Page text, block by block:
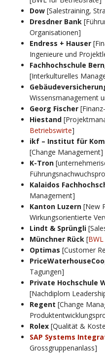
Dow [Salestraining,
Dresdner Bank
Organisationen]
Endress + Hauser
Ingenieure und
Fachhochschule
[Interkulturelles
Wissensmanagement
Georg Fischer
Hiestand
Betriebswirte]
ikf – Institut für
[Change Management]
K-Tron
Kalaidos
Management]
Kanton Luzern [New
Wirkungsorientierte
Lindt & Sprüngli
Münchner Rück [
Optimas [Customer
Tagungen]
Private Hochschule
[Nachdiplom
Regent [Change
Rolex [Qualität &
SAP Systems
Grossgruppenanlass]